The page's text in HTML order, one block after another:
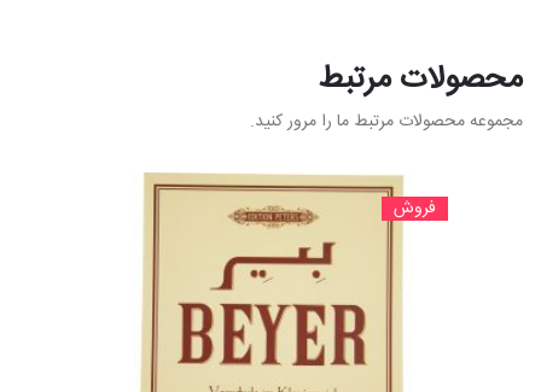
محصولات مرتبط
مجموعه محصولات مرتبط ما را مرور کنید.
فروش